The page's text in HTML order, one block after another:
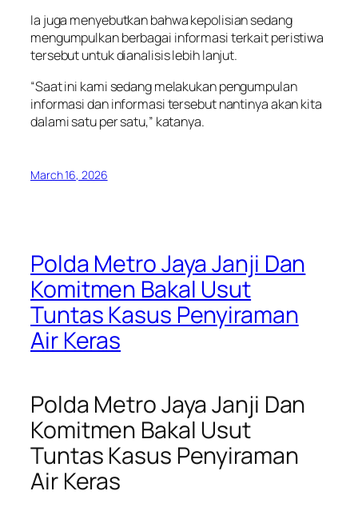
Ia juga menyebutkan bahwa kepolisian sedang
mengumpulkan berbagai informasi terkait peristiwa
tersebut untuk dianalisis lebih lanjut.
“Saat ini kami sedang melakukan pengumpulan
informasi dan informasi tersebut nantinya akan kita
dalami satu per satu,” katanya.
March 16, 2026
Polda Metro Jaya Janji Dan
Komitmen Bakal Usut
Tuntas Kasus Penyiraman
Air Keras
Polda Metro Jaya Janji Dan
Komitmen Bakal Usut
Tuntas Kasus Penyiraman
Air Keras